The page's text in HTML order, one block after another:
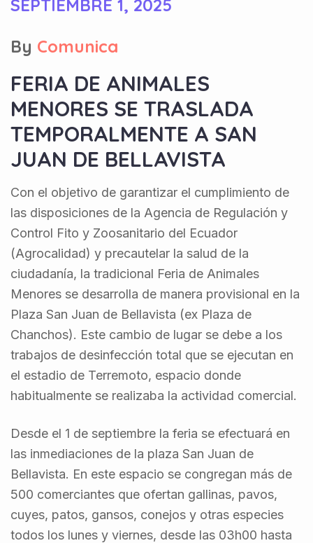
SEPTIEMBRE 1, 2025
By Comunica
FERIA DE ANIMALES
MENORES SE TRASLADA
TEMPORALMENTE A SAN
JUAN DE BELLAVISTA
Con el objetivo de garantizar el cumplimiento de
las disposiciones de la Agencia de Regulación y
Control Fito y Zoosanitario del Ecuador
(Agrocalidad) y precautelar la salud de la
ciudadanía, la tradicional Feria de Animales
Menores se desarrolla de manera provisional en la
Plaza San Juan de Bellavista (ex Plaza de
Chanchos). Este cambio de lugar se debe a los
trabajos de desinfección total que se ejecutan en
el estadio de Terremoto, espacio donde
habitualmente se realizaba la actividad comercial.
Desde el 1 de septiembre la feria se efectuará en
las inmediaciones de la plaza San Juan de
Bellavista. En este espacio se congregan más de
500 comerciantes que ofertan gallinas, pavos,
cuyes, patos, gansos, conejos y otras especies
todos los lunes y viernes, desde las 03h00 hasta